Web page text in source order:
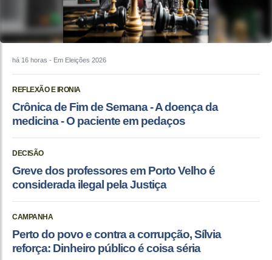
há 16 horas - Em Eleições 2026
REFLEXÃO E IRONIA
Crônica de Fim de Semana - A doença da
medicina - O paciente em pedaços
DECISÃO
Greve dos professores em Porto Velho é
considerada ilegal pela Justiça
CAMPANHA
Perto do povo e contra a corrupção, Sílvia
reforça: Dinheiro público é coisa séria